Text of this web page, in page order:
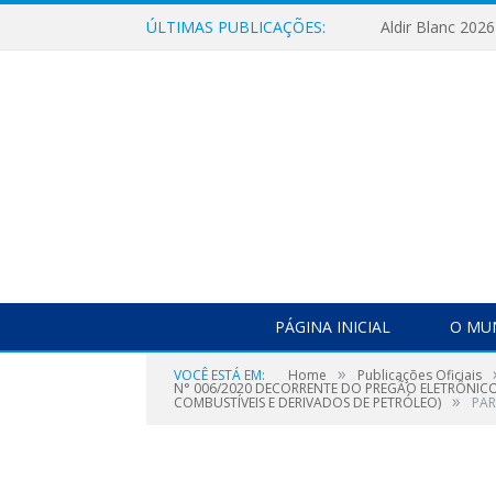
ÚLTIMAS PUBLICAÇÕES: Aldir Blanc 2026
PÁGINA INICIAL O
VOCÊ ESTÁ EM: Home » Publicações Oficiais
N° 006/2020 DECORRENTE DO PREGÃO
COMBUSTÍVEIS E DERIVADOS DE PETRÓLEO) »